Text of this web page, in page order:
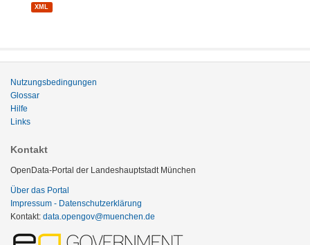
XML
Nutzungsbedingungen
Glossar
Hilfe
Links
Kontakt
OpenData-Portal der Landeshauptstadt München
Über das Portal
Impressum - Datenschutzerklärung
Kontakt: data.opengov@muenchen.de